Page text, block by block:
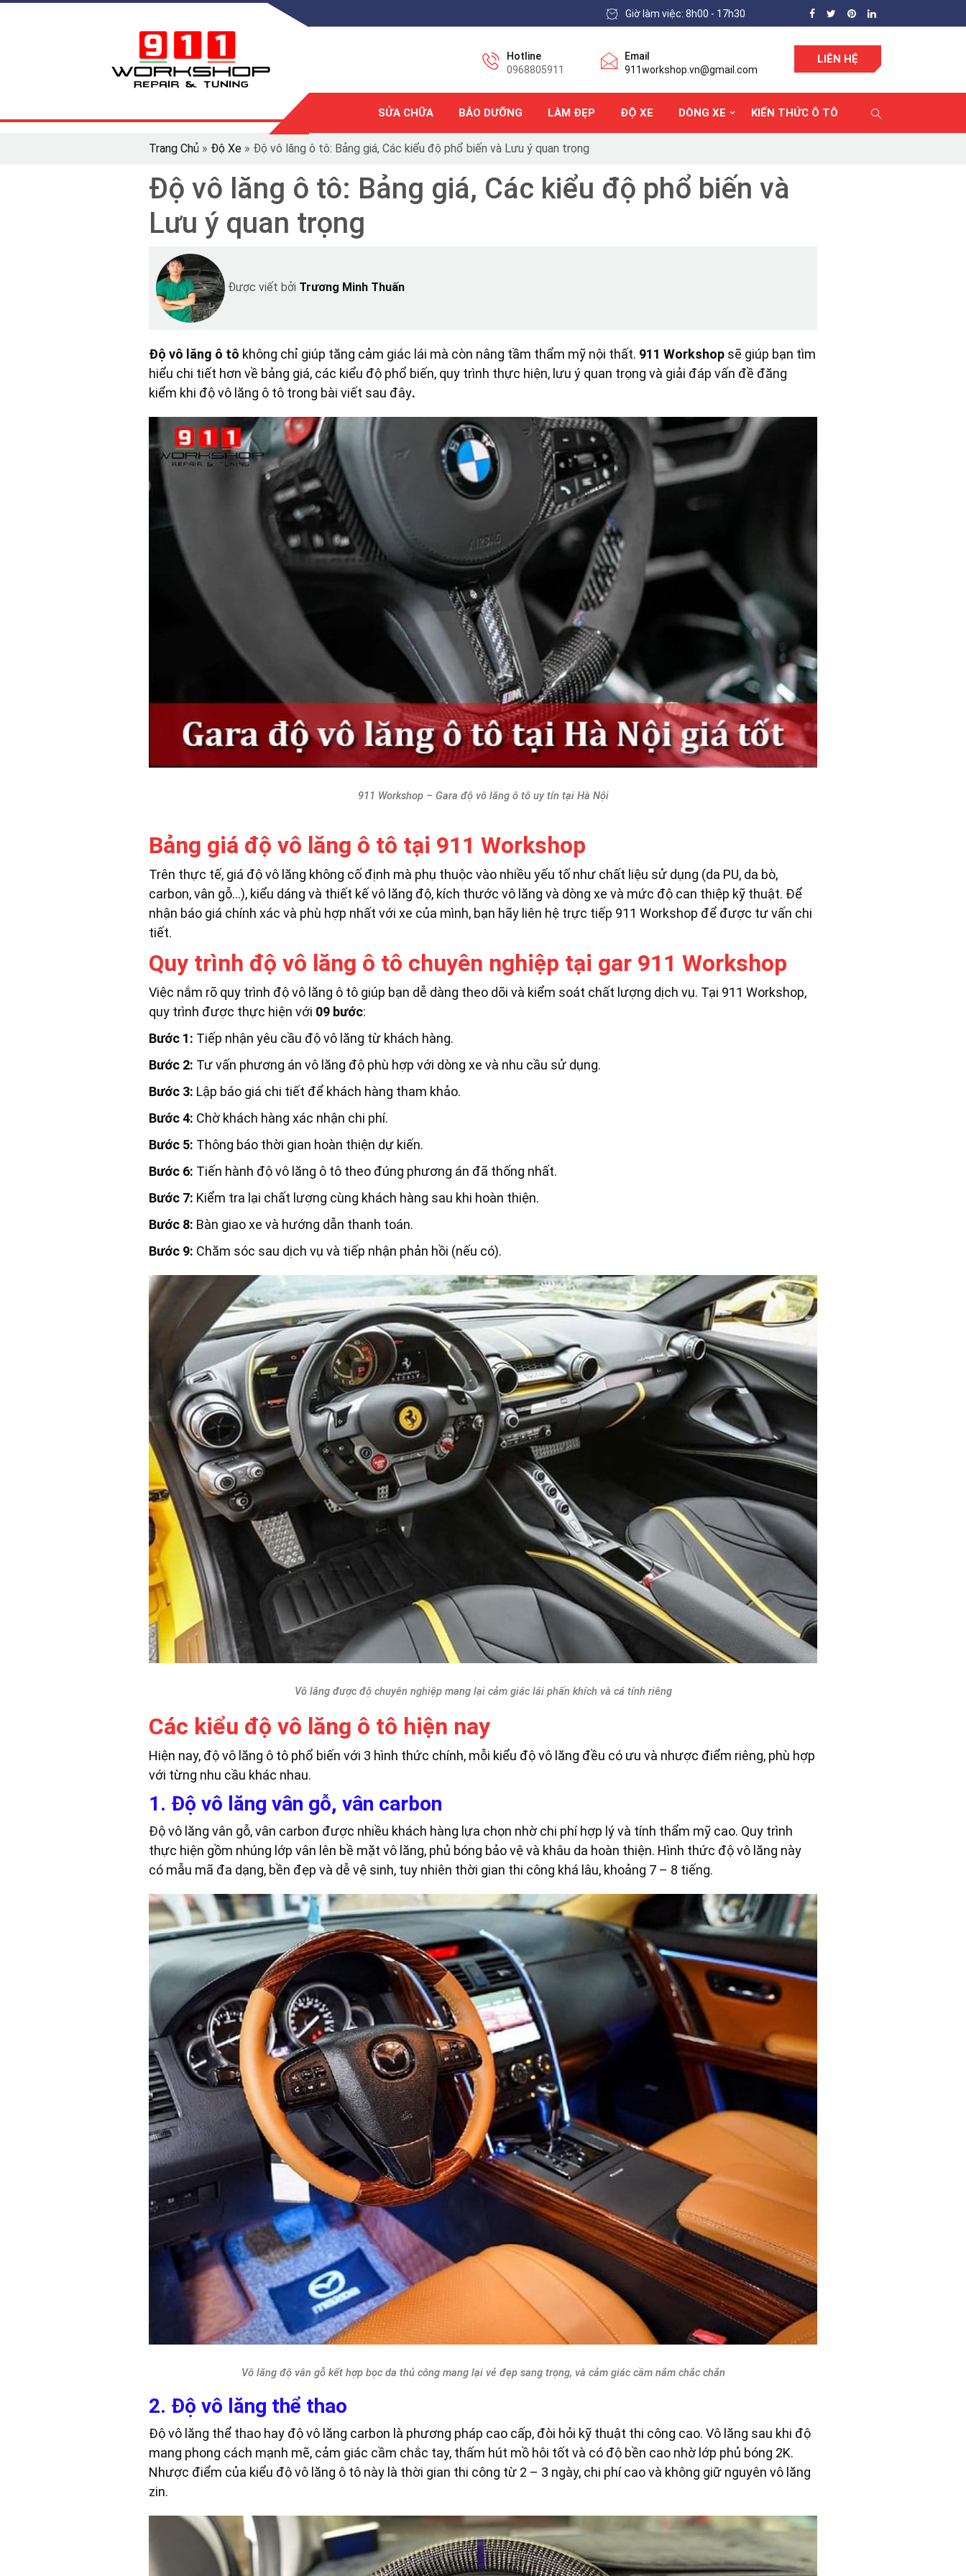
Giờ làm việc: 8h00 - 17h30
Hotline
0968805911
Email
911workshop.vn@gmail.com
LIÊN HỆ
SỬA CHỮA BẢO DƯỠNG LÀM ĐẸP ĐỘ XE DÒNG XE KIẾN THỨC Ô TÔ
Trang Chủ » Độ Xe » Độ vô lăng ô tô: Bảng giá, Các kiểu độ phổ biến và Lưu ý quan trọng
Độ vô lăng ô tô: Bảng giá, Các kiểu độ phổ biến và
Lưu ý quan trọng
Được viết bởi Trương Minh Thuấn
Độ vô lăng ô tô không chỉ giúp tăng cảm giác lái mà còn nâng tầm thẩm mỹ nội thất. 911 Workshop sẽ giúp bạn tìm
hiểu chi tiết hơn về bảng giá, các kiểu độ phổ biến, quy trình thực hiện, lưu ý quan trọng và giải đáp vấn đề đăng
kiểm khi độ vô lăng ô tô trong bài viết sau đây.
911 Workshop – Gara độ vô lăng ô tô uy tín tại Hà Nội
Bảng giá độ vô lăng ô tô tại 911 Workshop
Trên thực tế, giá độ vô lăng không cố định mà phụ thuộc vào nhiều yếu tố như chất liệu sử dụng (da PU, da bò,
carbon, vân gỗ…), kiểu dáng và thiết kế vô lăng độ, kích thước vô lăng và dòng xe và mức độ can thiệp kỹ thuật. Để
nhận báo giá chính xác và phù hợp nhất với xe của mình, bạn hãy liên hệ trực tiếp 911 Workshop để được tư vấn chi
tiết.
Quy trình độ vô lăng ô tô chuyên nghiệp tại gar 911 Workshop
Việc nắm rõ quy trình độ vô lăng ô tô giúp bạn dễ dàng theo dõi và kiểm soát chất lượng dịch vụ. Tại 911 Workshop,
quy trình được thực hiện với 09 bước:
Bước 1: Tiếp nhận yêu cầu độ vô lăng từ khách hàng.
Bước 2: Tư vấn phương án vô lăng độ phù hợp với dòng xe và nhu cầu sử dụng.
Bước 3: Lập báo giá chi tiết để khách hàng tham khảo.
Bước 4: Chờ khách hàng xác nhận chi phí.
Bước 5: Thông báo thời gian hoàn thiện dự kiến.
Bước 6: Tiến hành độ vô lăng ô tô theo đúng phương án đã thống nhất.
Bước 7: Kiểm tra lại chất lượng cùng khách hàng sau khi hoàn thiện.
Bước 8: Bàn giao xe và hướng dẫn thanh toán.
Bước 9: Chăm sóc sau dịch vụ và tiếp nhận phản hồi (nếu có).
Vô lăng được độ chuyên nghiệp mang lại cảm giác lái phấn khích và cá tính riêng
Các kiểu độ vô lăng ô tô hiện nay
Hiện nay, độ vô lăng ô tô phổ biến với 3 hình thức chính, mỗi kiểu độ vô lăng đều có ưu và nhược điểm riêng, phù hợp
với từng nhu cầu khác nhau.
1. Độ vô lăng vân gỗ, vân carbon
Độ vô lăng vân gỗ, vân carbon được nhiều khách hàng lựa chọn nhờ chi phí hợp lý và tính thẩm mỹ cao. Quy trình
thực hiện gồm nhúng lớp vân lên bề mặt vô lăng, phủ bóng bảo vệ và khâu da hoàn thiện. Hình thức độ vô lăng này
có mẫu mã đa dạng, bền đẹp và dễ vệ sinh, tuy nhiên thời gian thi công khá lâu, khoảng 7 – 8 tiếng.
Vô lăng độ vân gỗ kết hợp bọc da thủ công mang lại vẻ đẹp sang trọng, và cảm giác cầm nắm chắc chắn
2. Độ vô lăng thể thao
Độ vô lăng thể thao hay độ vô lăng carbon là phương pháp cao cấp, đòi hỏi kỹ thuật thi công cao. Vô lăng sau khi độ
mang phong cách mạnh mẽ, cảm giác cầm chắc tay, thấm hút mồ hôi tốt và có độ bền cao nhờ lớp phủ bóng 2K.
Nhược điểm của kiểu độ vô lăng ô tô này là thời gian thi công từ 2 – 3 ngày, chi phí cao và không giữ nguyên vô lăng
zin.